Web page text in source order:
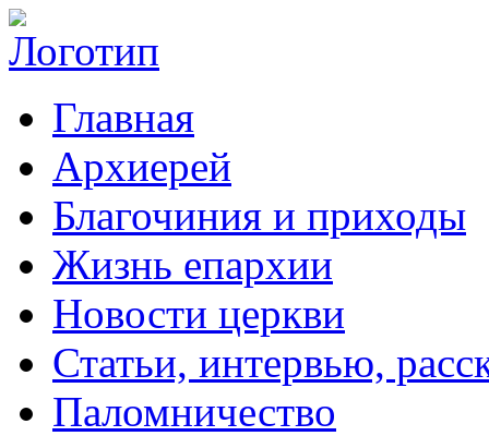
Главная
Архиерей
Благочиния и приходы
Жизнь епархии
Новости церкви
Статьи, интервью,
Паломничество